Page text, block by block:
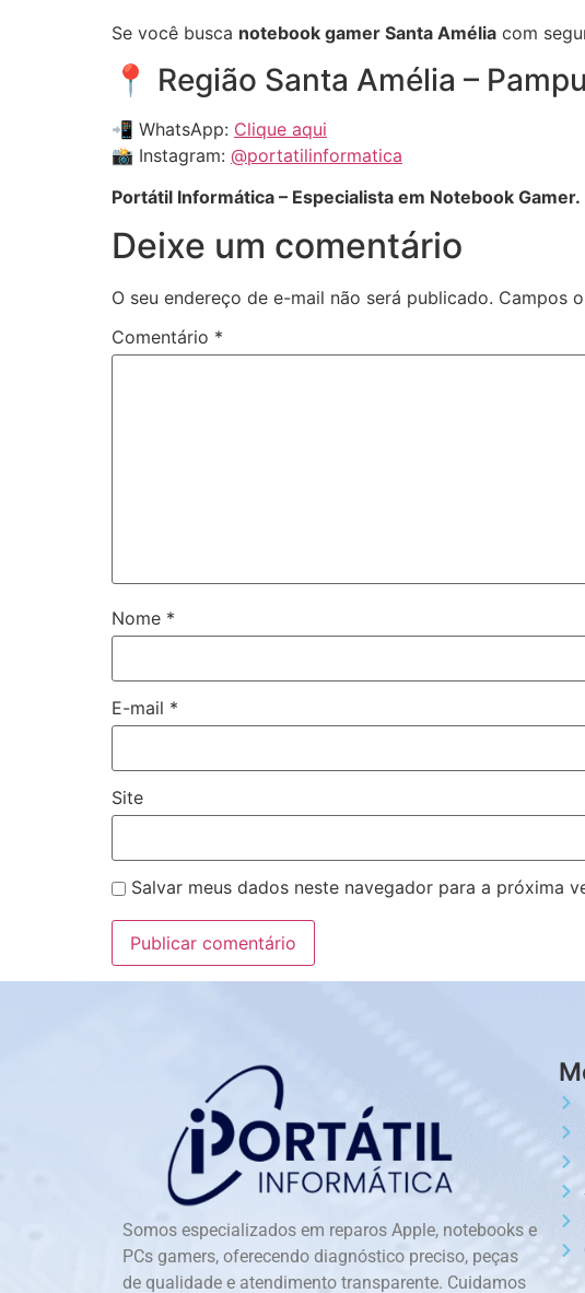
Se você busca notebook gamer Santa Amélia com
📍 Região Santa Amélia –
📲 WhatsApp: Clique aqui
📸 Instagram: @portatilinformatica
Portátil Informática – Especialista em Notebook Gamer.
Deixe um comentário
O seu endereço de e-mail não será publicado. Campos
Comentário *
Nome *
E-mail *
Site
Salvar meus dados neste navegador para a próxima
Somos especializados em reparos Apple, notebooks e
PCs gamers, oferecendo diagnóstico preciso, peças
de qualidade e atendimento transparente. Cuidamos